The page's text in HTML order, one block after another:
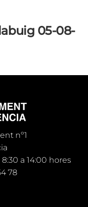
05-08-
nº1
a 14:00 hores
78